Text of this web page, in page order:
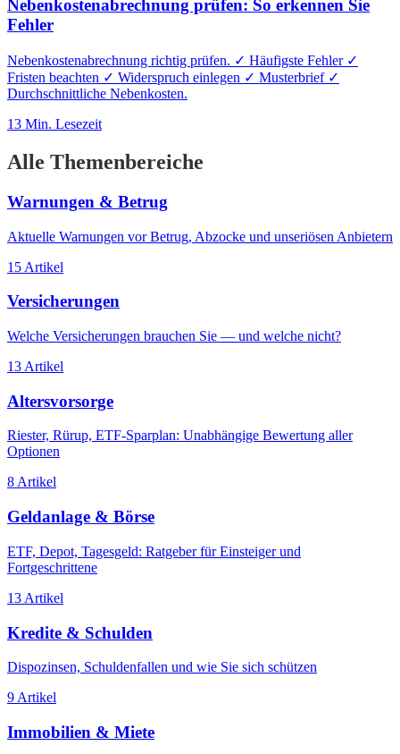
Nebenkostenabrechnung prüfen: So erkennen Sie
Fehler
Nebenkostenabrechnung richtig prüfen. ✓ Häufigste Fehler ✓
Fristen beachten ✓ Widerspruch einlegen ✓ Musterbrief ✓
Durchschnittliche Nebenkosten.
13 Min. Lesezeit
Alle Themenbereiche
Warnungen & Betrug
Aktuelle Warnungen vor Betrug, Abzocke und unseriösen Anbietern
15 Artikel
Versicherungen
Welche Versicherungen brauchen Sie — und welche nicht?
13 Artikel
Altersvorsorge
Riester, Rürup, ETF-Sparplan: Unabhängige Bewertung aller
Optionen
8Artikel
Geldanlage & Börse
ETF, Depot, Tagesgeld: Ratgeber für Einsteiger und
Fortgeschrittene
13 Artikel
Kredite & Schulden
Dispozinsen, Schuldenfallen und wie Sie sich schützen
9 Artikel
Immobilien & Miete